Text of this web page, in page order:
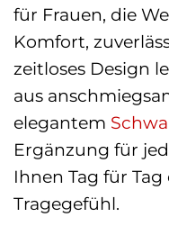
für Frauen, die
Komfort,
zeitloses Design
aus
elegantem
Ergänzung für
Ihnen Tag für
Tragegefühl.